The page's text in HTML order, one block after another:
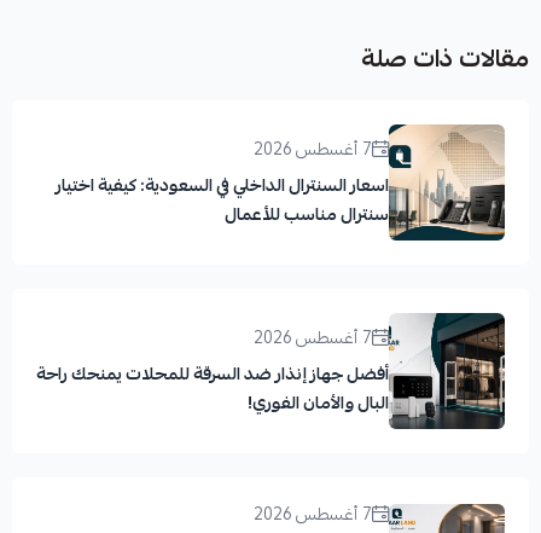
مقالات ذات صلة
7 أغسطس 2026
اسعار السنترال الداخلي في السعودية: كيفية اختيار
سنترال مناسب للأعمال
7 أغسطس 2026
أفضل جهاز إنذار ضد السرقة للمحلات يمنحك راحة
البال والأمان الفوري!
7 أغسطس 2026